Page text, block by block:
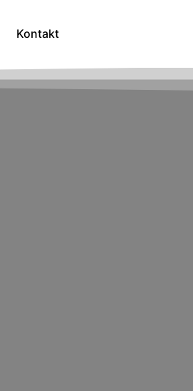
Kontakt